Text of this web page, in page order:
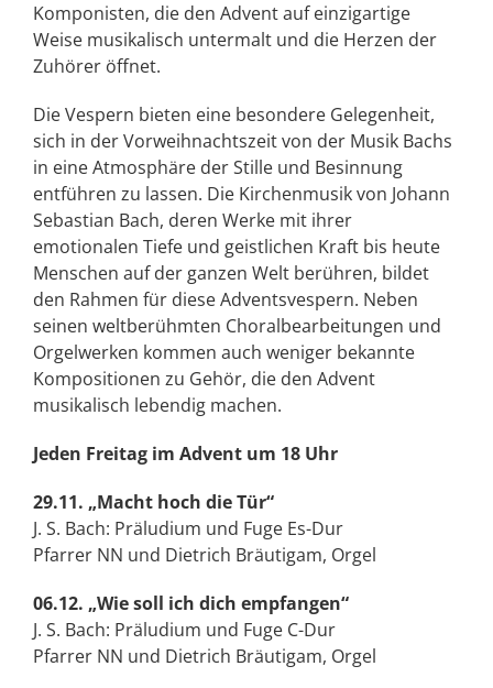
Komponisten, die den Advent auf einzigartige
Weise musikalisch untermalt und die Herzen der
Zuhörer öffnet.
Die Vespern bieten eine besondere Gelegenheit,
sich in der Vorweihnachtszeit von der Musik Bachs
in eine Atmosphäre der Stille und Besinnung
entführen zu lassen. Die Kirchenmusik von Johann
Sebastian Bach, deren Werke mit ihrer
emotionalen Tiefe und geistlichen Kraft bis heute
Menschen auf der ganzen Welt berühren, bildet
den Rahmen für diese Adventsvespern. Neben
seinen weltberühmten Choralbearbeitungen und
Orgelwerken kommen auch weniger bekannte
Kompositionen zu Gehör, die den Advent
musikalisch lebendig machen.
Jeden Freitag im Advent um 18 Uhr
29.11. „Macht hoch die Tür“
J. S. Bach: Präludium und Fuge Es-Dur
Pfarrer NN und Dietrich Bräutigam, Orgel
06.12. „Wie soll ich dich empfangen“
J. S. Bach: Präludium und Fuge C-Dur
Pfarrer NN und Dietrich Bräutigam, Orgel